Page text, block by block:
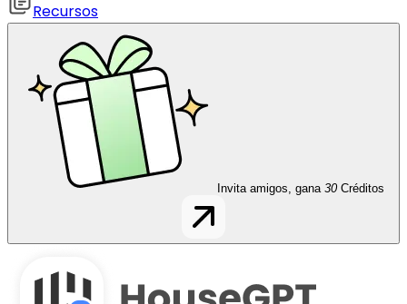
Recursos
Invita amigos, gana 30 Créditos